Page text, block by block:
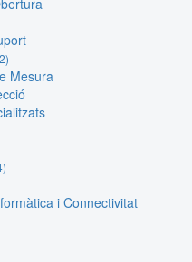
Mesura
i Connectivitat